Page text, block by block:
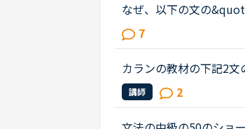
なぜ、以下の文の
es and the motion
けが、theのつかない複
7
カランの教材の下記2
f theclassroom after
ssroom after the lesson;
講師 2